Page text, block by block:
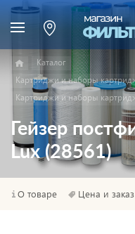
Каталог
Картриджи и наборы
Картриджи и наборы
Гейзер
Lux (28561)
О товаре Цена и заказ